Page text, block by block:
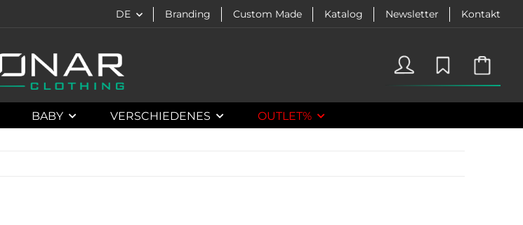
DE Branding Custom Made Katalog Newsletter Kontakt
BABY VERSCHIEDENES OUTLET%